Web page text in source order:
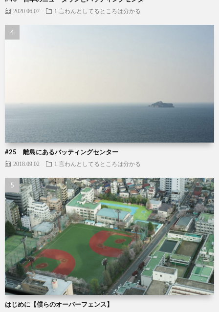
2020.06.07 1.言わんとしてるところは分かる
#25 離島にあるバッティングセンター
2018.09.02 1.言わんとしてるところは分かる
はじめに【僕らのオーバーフェンス】